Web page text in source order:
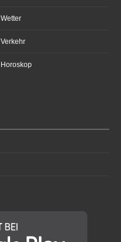
Wetter
Verkehr
Horoskop